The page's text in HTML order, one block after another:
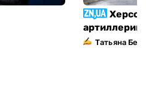
Татьяна